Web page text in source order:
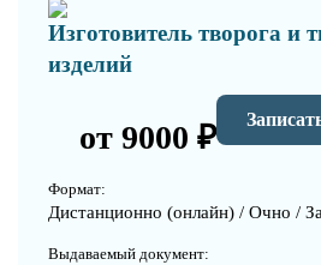
Изготовитель творога и
изделий
от 9000 ₽
Формат:
Дистанционно (онлайн) / Очно /
Выдаваемый документ: